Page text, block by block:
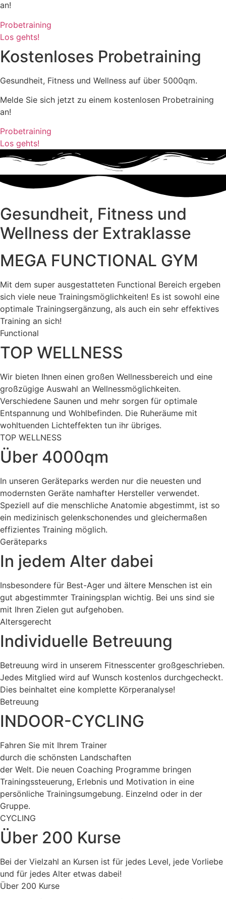
an!
Probetraining
Los gehts!
Kostenloses Probetraining
Gesundheit, Fitness und Wellness auf über 5000qm.
Melde Sie sich jetzt zu einem kostenlosen Probetraining
an!
Probetraining
Los gehts!
Gesundheit, Fitness und
Wellness der Extraklasse
MEGA FUNCTIONAL GYM
Mit dem super ausgestatteten Functional Bereich ergeben
sich viele neue Trainingsmöglichkeiten! Es ist sowohl eine
optimale Trainingsergänzung, als auch ein sehr effektives
Training an sich!
Functional
TOP WELLNESS
Wir bieten Ihnen einen großen Wellnessbereich und eine
großzügige Auswahl an Wellnessmöglichkeiten.
Verschiedene Saunen und mehr sorgen für optimale
Entspannung und Wohlbefinden. Die Ruheräume mit
wohltuenden Lichteffekten tun ihr übriges.
TOP WELLNESS
Über 4000qm
In unseren Geräteparks werden nur die neuesten und
modernsten Geräte namhafter Hersteller verwendet.
Speziell auf die menschliche Anatomie abgestimmt, ist so
ein medizinisch gelenkschonendes und gleichermaßen
effizientes Training möglich.
Geräteparks
In jedem Alter dabei
Insbesondere für Best-Ager und ältere Menschen ist ein
gut abgestimmter Trainingsplan wichtig. Bei uns sind sie
mit Ihren Zielen gut aufgehoben.
Altersgerecht
Individuelle Betreuung
Betreuung wird in unserem Fitnesscenter großgeschrieben.
Jedes Mitglied wird auf Wunsch kostenlos durchgecheckt.
Dies beinhaltet eine komplette Körperanalyse!
Betreuung
INDOOR-CYCLING
Fahren Sie mit Ihrem Trainer
durch die schönsten Landschaften
der Welt. Die neuen Coaching Programme bringen
Trainingssteuerung, Erlebnis und Motivation in eine
persönliche Trainingsumgebung. Einzelnd oder in der
Gruppe.
CYCLING
Über 200 Kurse
Bei der Vielzahl an Kursen ist für jedes Level, jede Vorliebe
und für jedes Alter etwas dabei!
Über 200 Kurse